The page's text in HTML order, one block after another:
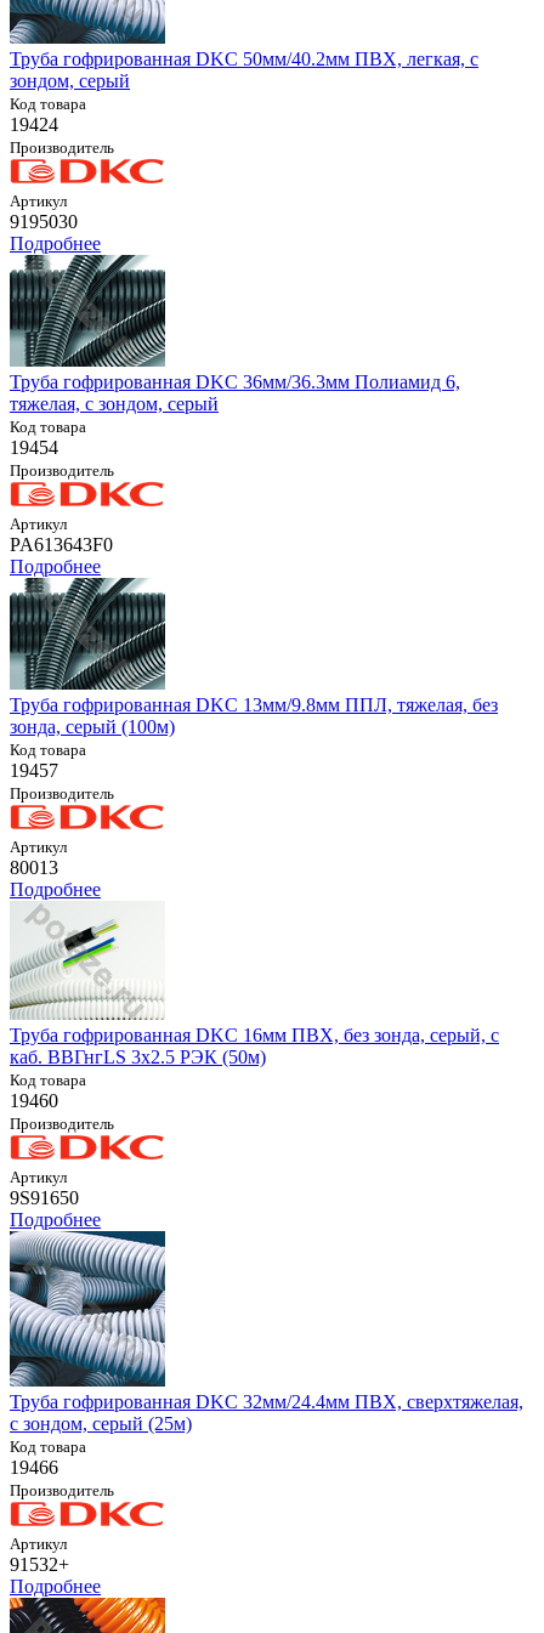
Труба гофрированная DKC 50мм/40.2мм ПВХ, легкая, с
зондом, серый
Код товара
19424
Производитель
Артикул
9195030
Подробнее
Труба гофрированная DKC 36мм/36.3мм Полиамид 6,
тяжелая, с зондом, серый
Код товара
19454
Производитель
Артикул
PA613643F0
Подробнее
Труба гофрированная DKC 13мм/9.8мм ППЛ, тяжелая, без
зонда, серый (100м)
Код товара
19457
Производитель
Артикул
80013
Подробнее
Труба гофрированная DKC 16мм ПВХ, без зонда, серый, с
каб. ВВГнгLS 3х2.5 РЭК (50м)
Код товара
19460
Производитель
Артикул
9S91650
Подробнее
Труба гофрированная DKC 32мм/24.4мм ПВХ, сверхтяжелая,
с зондом, серый (25м)
Код товара
19466
Производитель
Артикул
91532+
Подробнее